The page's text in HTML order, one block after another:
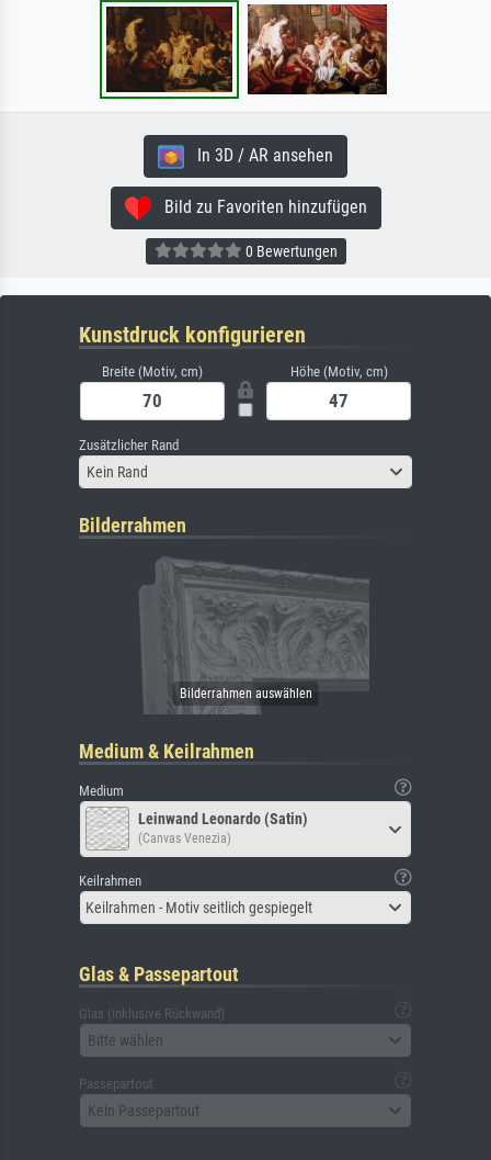
In 3D / AR ansehen
Bild zu Favoriten hinzufügen
0 Bewertungen
Kunstdruck konfigurieren
Breite (Motiv, cm) Höhe (Motiv, cm)
Zusätzlicher Rand
Kein Rand
Bilderrahmen
Medium & Keilrahmen
Medium
Leinwand Leonardo (Satin)
(Canvas Venezia)
Keilrahmen
Keilrahmen - Motiv seitlich gespiegelt
Glas & Passepartout
Glas (inklusive Rückwand)
Bitte wählen
Passepartout
Kein Passepartout